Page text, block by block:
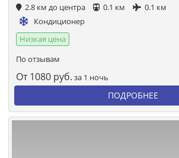
2.8 км до центра 0.1 км
0.1 км
Кондиционер
Низкая цена
По отзывам
От 1080 руб. за 1 ночь
ПОДРОБНЕЕ